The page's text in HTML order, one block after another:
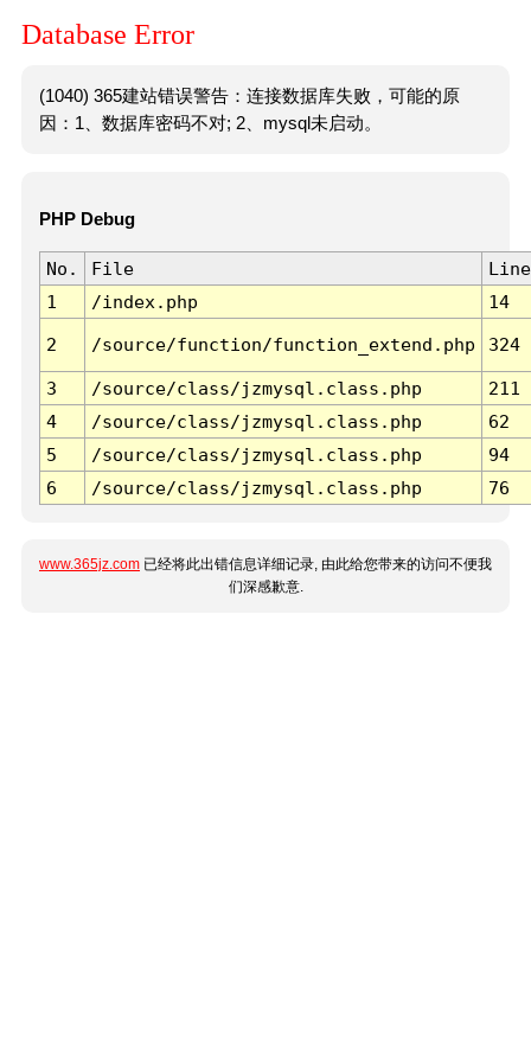
Database Error
(1040) 365建站错误警告：连接数据库失败，可能的原
因：1、数据库密码不对; 2、mysql未启动。
PHP Debug
No. File
Line
1
/index.php 14
2 /source/function/function_extend.php 324
3 /source/class/jzmysql.class.php
211
4
/source/class/jzmysql.class.php
62
5
/source/class/jzmysql.class.php
94
6
/source/class/jzmysql.class.php 76
www.365jz.com 已经将此出错信息详细记录, 由此给您带来的访问不便我
们深感歉意.